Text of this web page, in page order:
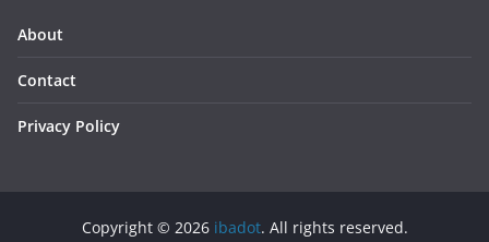
About
Contact
Privacy Policy
Copyright © 2026 ibadot. All rights reserved.